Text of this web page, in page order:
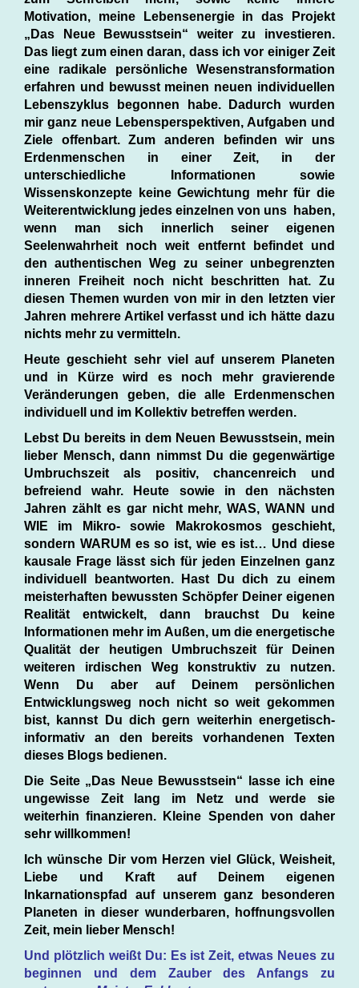
Motivation, meine Lebensenergie in das Projekt
„Das Neue Bewusstsein“ weiter zu investieren.
Das liegt zum einen daran, dass ich vor einiger Zeit
eine radikale persönliche Wesenstransformation
erfahren und bewusst meinen neuen individuellen
Lebenszyklus begonnen habe. Dadurch wurden
mir ganz neue Lebensperspektiven, Aufgaben und
Ziele offenbart. Zum anderen befinden wir uns
Erdenmenschen in einer Zeit, in der
unterschiedliche Informationen sowie
Wissenskonzepte keine Gewichtung mehr für die
Weiterentwicklung jedes einzelnen von uns haben,
wenn man sich innerlich seiner eigenen
Seelenwahrheit noch weit entfernt befindet und
den authentischen Weg zu seiner unbegrenzten
inneren Freiheit noch nicht beschritten hat. Zu
diesen Themen wurden von mir in den letzten vier
Jahren mehrere Artikel verfasst und ich hätte dazu
nichts mehr zu vermitteln.
Heute geschieht sehr viel auf unserem Planeten
und in Kürze wird es noch mehr gravierende
Veränderungen geben, die alle Erdenmenschen
individuell und im Kollektiv betreffen werden.
Lebst Du bereits in dem Neuen Bewusstsein, mein
lieber Mensch, dann nimmst Du die gegenwärtige
Umbruchszeit als positiv, chancenreich und
befreiend wahr. Heute sowie in den nächsten
Jahren zählt es gar nicht mehr, WAS, WANN und
WIE im Mikro- sowie Makrokosmos geschieht,
sondern WARUM es so ist, wie es ist… Und diese
kausale Frage lässt sich für jeden Einzelnen ganz
individuell beantworten. Hast Du dich zu einem
meisterhaften bewussten Schöpfer Deiner eigenen
Realität entwickelt, dann brauchst Du keine
Informationen mehr im Außen, um die energetische
Qualität der heutigen Umbruchszeit für Deinen
weiteren irdischen Weg konstruktiv zu nutzen.
Wenn Du aber auf Deinem persönlichen
Entwicklungsweg noch nicht so weit gekommen
bist, kannst Du dich gern weiterhin energetisch-
informativ an den bereits vorhandenen Texten
dieses Blogs bedienen.
Die Seite „Das Neue Bewusstsein“ lasse ich eine
ungewisse Zeit lang im Netz und werde sie
weiterhin finanzieren. Kleine Spenden von daher
sehr willkommen!
Ich wünsche Dir vom Herzen viel Glück, Weisheit,
Liebe und Kraft auf Deinem eigenen
Inkarnationspfad auf unserem ganz besonderen
Planeten in dieser wunderbaren, hoffnungsvollen
Zeit, mein lieber Mensch!
Und plötzlich weißt Du: Es ist Zeit, etwas Neues zu
beginnen und dem Zauber des Anfangs zu